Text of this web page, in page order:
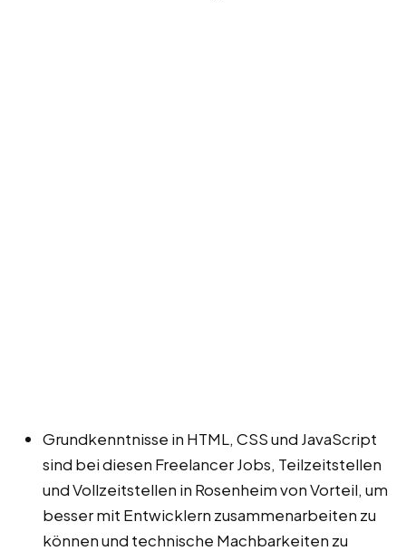
Grundkenntnisse in HTML, CSS und JavaScript
sind bei diesen Freelancer Jobs, Teilzeitstellen
und Vollzeitstellen in Rosenheim von Vorteil, um
besser mit Entwicklern zusammenarbeiten zu
können und technische Machbarkeiten zu